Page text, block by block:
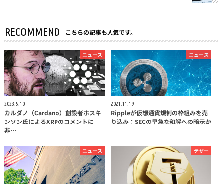
RECOMMEND こちらの記事も人気です。
ニュース
2023.5.10
カルダノ（Cardano）創設者ホスキ
ンソン氏によるXRPのコメントに
非…
ニュース
2021.11.19
Rippleが仮想通貨規制の枠組みを売
り込み：SECの早急な和解への暗示か
ニュース テザー